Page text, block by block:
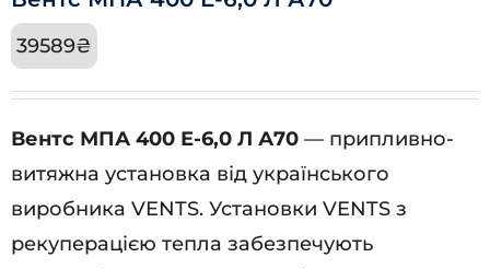
39589₴
Вентс МПА 400 Е-6,0 Л А70 — припливно-
витяжна установка від українського
виробника VENTS. Установки VENTS з
рекуперацією тепла забезпечують